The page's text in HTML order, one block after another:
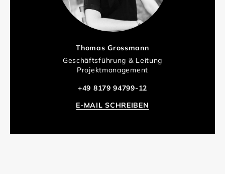
Thomas Grossmann
Geschäftsführung & Leitung
Projektmanagement
+49 8179 94799-12
E-MAIL SCHREIBEN